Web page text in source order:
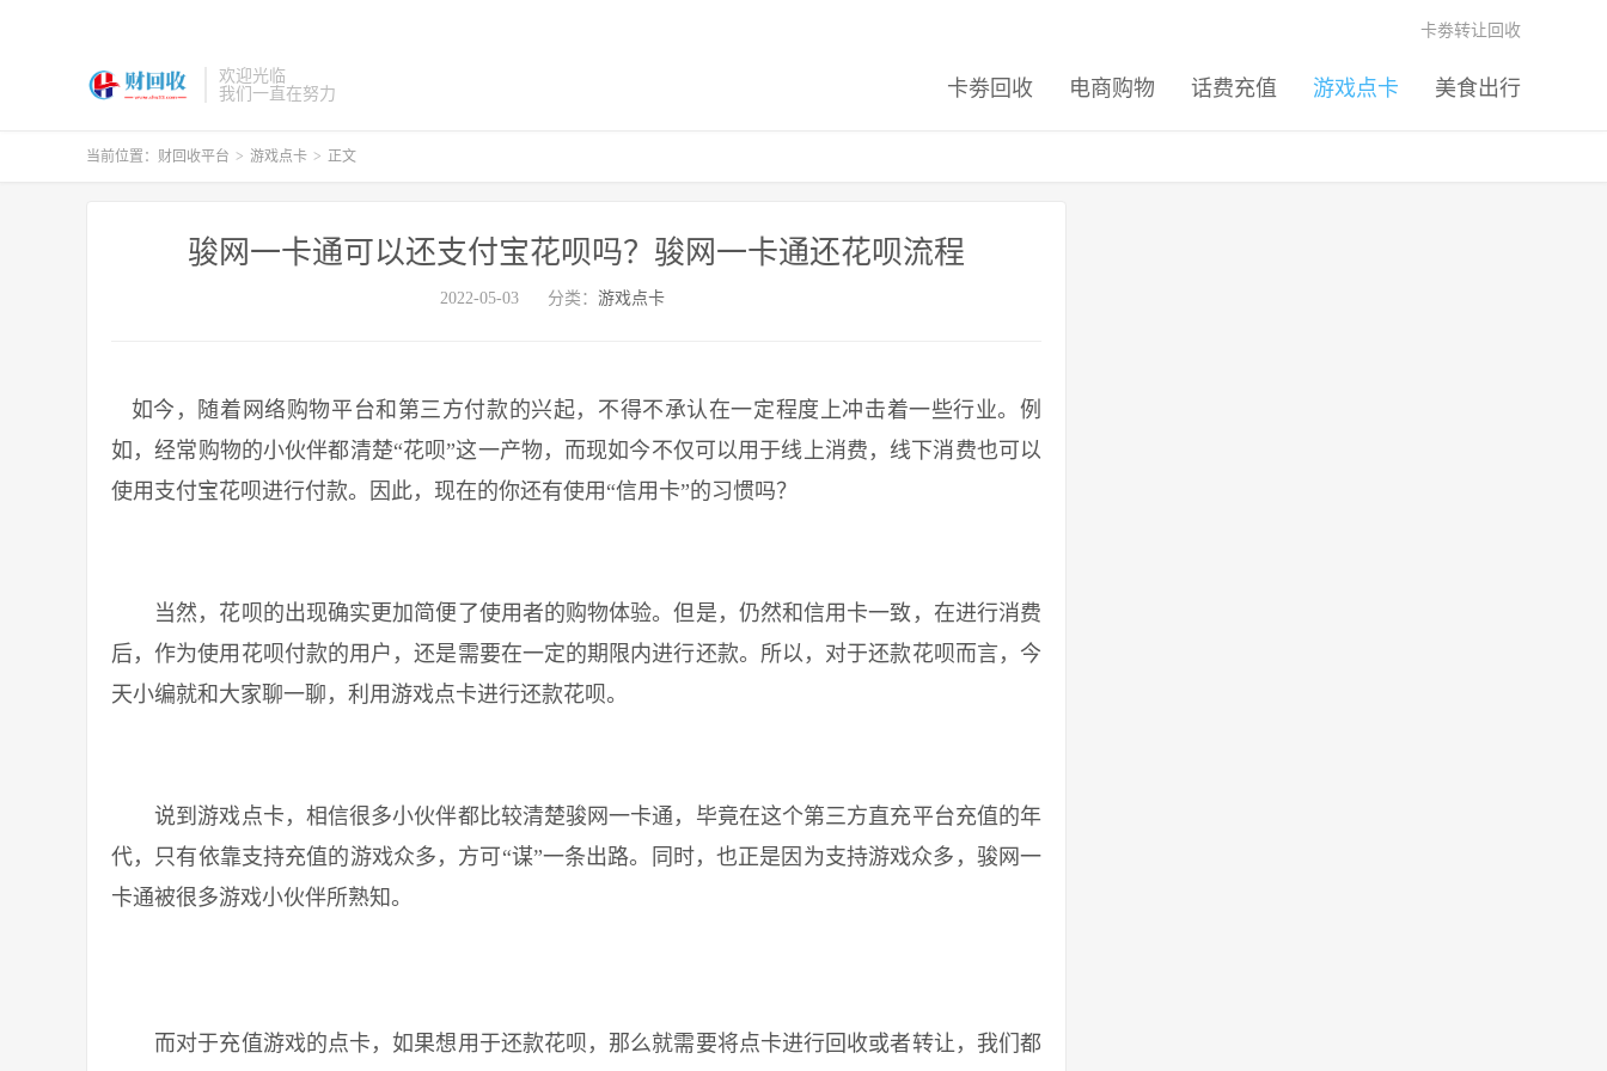
欢迎光临
我们一直在努力
卡劵回收 电商购物 话费充值 游戏点卡 美食出行
卡劵转让回收
当前位置： 财回收平台 > 游戏点卡 > 正文
骏网一卡通可以还支付宝花呗吗？骏网一卡通还花呗流程
2022-05-03 分类： 游戏点卡
如今，随着网络购物平台和第三方付款的兴起，不得不承认在一定程度上冲击着一些行业。例
如，经常购物的小伙伴都清楚“花呗”这一产物，而现如今不仅可以用于线上消费，线下消费也可以
使用支付宝花呗进行付款。因此，现在的你还有使用“信用卡”的习惯吗？
当然，花呗的出现确实更加简便了使用者的购物体验。但是，仍然和信用卡一致，在进行消费
后，作为使用花呗付款的用户，还是需要在一定的期限内进行还款。所以，对于还款花呗而言，今
天小编就和大家聊一聊，利用游戏点卡进行还款花呗。
说到游戏点卡，相信很多小伙伴都比较清楚骏网一卡通，毕竟在这个第三方直充平台充值的年
代，只有依靠支持充值的游戏众多，方可“谋”一条出路。同时，也正是因为支持游戏众多，骏网一
卡通被很多游戏小伙伴所熟知。
而对于充值游戏的点卡，如果想用于还款花呗，那么就需要将点卡进行回收或者转让，我们都